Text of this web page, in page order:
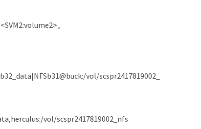
。
vol/scspr2417819002_
vol/scspr2417819002_nfs